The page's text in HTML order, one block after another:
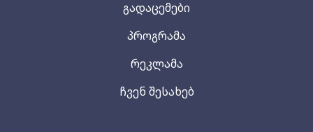
გადაცემები
პროგრამა
რეკლამა
ჩვენ შესახებ